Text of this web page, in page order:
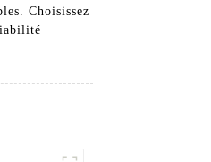
Choisissez